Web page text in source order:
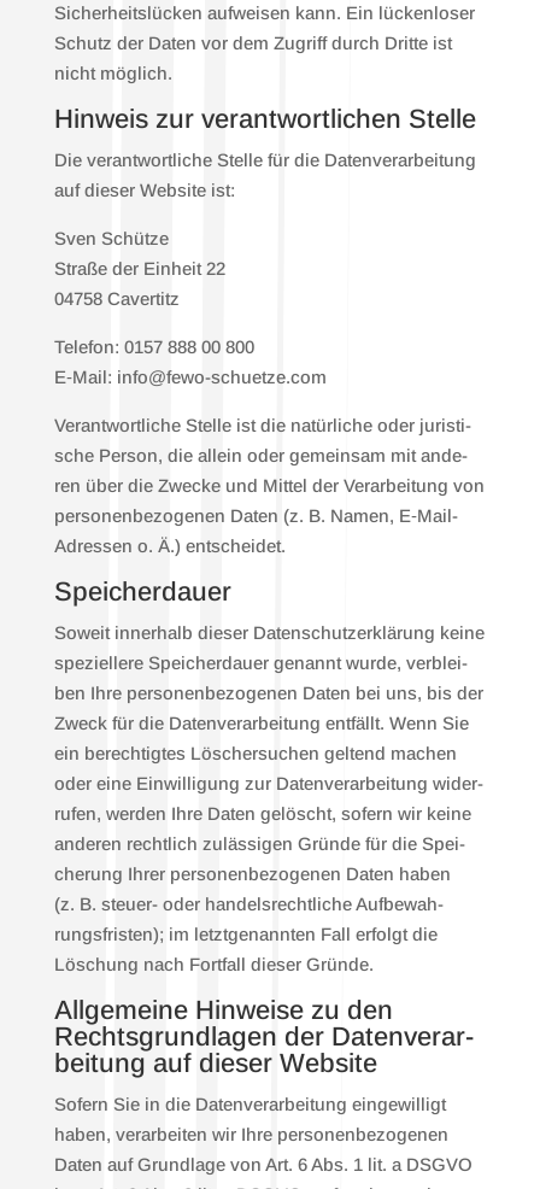
Sicher­heits­lü­cken auf­wei­sen kann. Ein lücken­lo­ser
Schutz der Daten vor dem Zugriff durch Drit­te ist
nicht mög­lich.
Hin­weis zur ver­ant­wort­li­chen Stel­le
Die ver­ant­wort­li­che Stel­le für die Daten­ver­ar­bei­tung
auf die­ser Web­site ist:
Sven Schüt­ze
Stra­ße der Ein­heit 22
04758 Caver­titz
Tele­fon: 0157 888 00 800
E‑Mail: info@fewo-schuetze.com
Ver­ant­wort­li­che Stel­le ist die natür­li­che oder juris­ti­
sche Per­son, die allein oder gemein­sam mit ande­
ren über die Zwe­cke und Mit­tel der Ver­ar­bei­tung von
per­so­nen­be­zo­ge­nen Daten (z. B. Namen, E‑Mail-
Adres­sen o. Ä.) ent­schei­det.
Spei­cher­dau­er
Soweit inner­halb die­ser Daten­schutz­er­klä­rung kei­ne
spe­zi­el­le­re Spei­cher­dau­er genannt wur­de, ver­blei­
ben Ihre per­so­nen­be­zo­ge­nen Daten bei uns, bis der
Zweck für die Daten­ver­ar­bei­tung ent­fällt. Wenn Sie
ein berech­tig­tes Löscher­su­chen gel­tend machen
oder eine Ein­wil­li­gung zur Daten­ver­ar­bei­tung wider­
ru­fen, wer­den Ihre Daten gelöscht, sofern wir kei­ne
ande­ren recht­lich zuläs­si­gen Grün­de für die Spei­
che­rung Ihrer per­so­nen­be­zo­ge­nen Daten haben
(z. B. steu­er- oder han­dels­recht­li­che Auf­be­wah­
rungs­fris­ten); im letzt­ge­nann­ten Fall erfolgt die
Löschung nach Fort­fall die­ser Grün­de.
All­ge­mei­ne Hin­wei­se zu den
Rechts­grund­la­gen der Daten­ver­ar­
bei­tung auf die­ser Web­site
Sofern Sie in die Daten­ver­ar­bei­tung ein­ge­wil­ligt
haben, ver­ar­bei­ten wir Ihre per­so­nen­be­zo­ge­nen
Daten auf Grund­la­ge von Art. 6 Abs. 1 lit. a DSGVO